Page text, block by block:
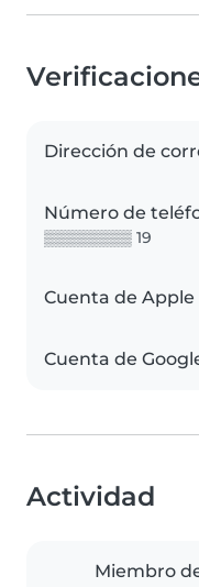
Dirección de
Número de
▒▒▒▒▒▒▒▒ 19
Cuenta de Apple
Cuenta de
Actividad
Miembro